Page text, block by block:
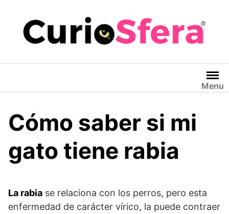
contenido
Menu
Cómo saber si mi
gato tiene rabia
La rabia se relaciona con los perros, pero esta
enfermedad de carácter vírico, la puede contraer